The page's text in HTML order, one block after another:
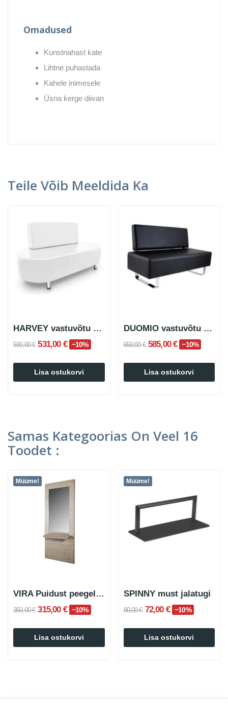
Omadused
Kunstnahast kate
Lihtne puhastada
Kahele inimesele
Üsna kerge diivan
Teile Võib Meeldida Ka
HARVEY vastuvõtu diivan
590,00 € 531,00 € −10%
Lisa ostukorvi
DUOMIO vastuvõtu diivan
650,00 € 585,00 € −10%
Lisa ostukorvi
Samas Kategoorias On Veel 16
Toodet :
Müüme!
VIRA Puidust peegellauaga riiuliga
350,00 € 315,00 € −10%
Lisa ostukorvi
Müüme!
SPINNY must jalatugi
80,00 € 72,00 € −10%
Lisa ostukorvi